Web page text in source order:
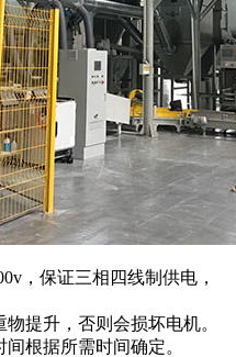
，保证三相四线制供电，
提升，否则会损坏电机。
根据所需时间确定。